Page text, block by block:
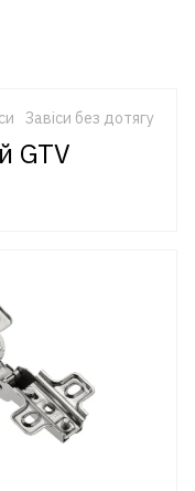
Завіси без дотягу
GTV